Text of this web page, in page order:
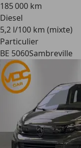
185 000 km
Diesel
5,2 l/100 km (mixte)
Particulier
BE 5060Sambreville